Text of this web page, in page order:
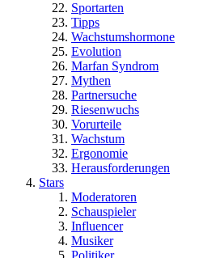
Sportarten
Tipps
Wachstumshormone
Evolution
Marfan Syndrom
Mythen
Partnersuche
Riesenwuchs
Vorurteile
Wachstum
Ergonomie
Herausforderungen
Stars
Moderatoren
Schauspieler
Influencer
Musiker
Politiker